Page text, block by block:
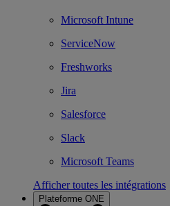
Microsoft Intune
ServiceNow
Freshworks
Jira
Salesforce
Slack
Microsoft Teams
Afficher toutes les intégrations
Plateforme ONE